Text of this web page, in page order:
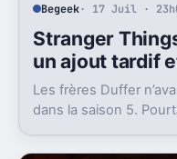
Begeek· 17 Juil ·
Stranger
un ajout tardif
Les frères Duffer
dans la saison 5.